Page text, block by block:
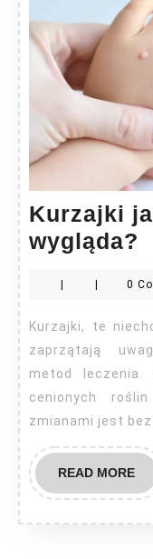
Kurzajki
wygląda?
| | 0
Kurzajki, te niechciane narośla skórne, od wieków
zaprzątają
metod
cenionych
zmianami jest
READ MORE